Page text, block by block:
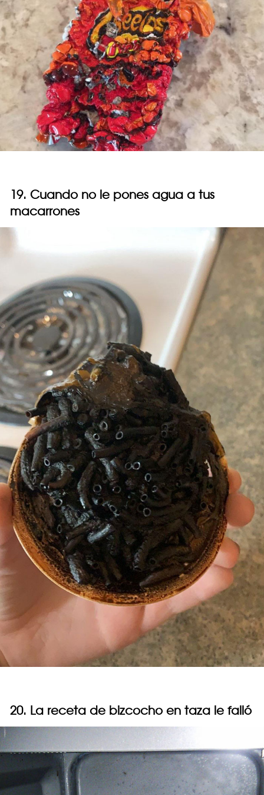
19. Cuando no le pones agua a tus
macarrones
20. La receta de bizcocho en taza le falló